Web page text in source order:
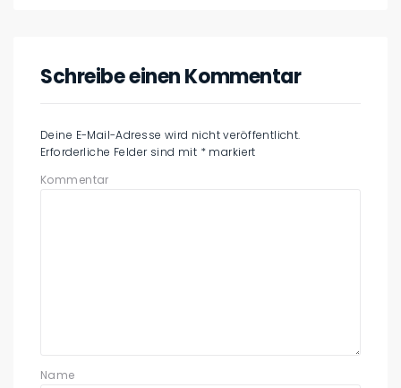
Schreibe einen Kommentar
Deine E-Mail-Adresse wird nicht veröffentlicht.
Erforderliche Felder sind mit * markiert
Kommentar
Name